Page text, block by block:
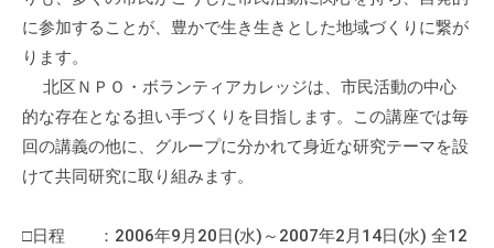
、
N
P
・
ボ
ラ
テ
に参加することが、豊かで生き生きとした地域づくりに繋が
ります。
北区ＮＰＯ・ボランティアカレッジは、市民活動の中心
的な存在となる担い手づくりを目指します。この講座では毎
回の講義の他に、グループに分かれて身近な研究テーマを設
けて共同研究に取り組みます。
□日程 ：2006年9月20日(水)～2007年2月14日(水) 全12